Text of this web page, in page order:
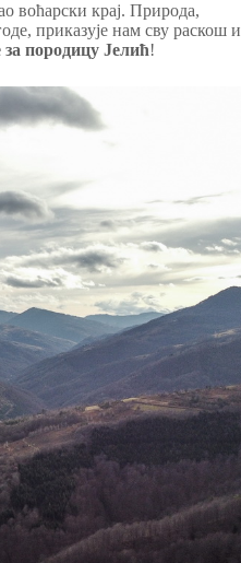
воћарски крај. Природа,
приказује нам сву раскош и
породицу Јелић!